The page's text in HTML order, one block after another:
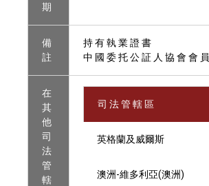
期
備
註
持 有 執 業 證 書
中 國 委 托 公 証 人 協 會 會 員
在
其
他
司
法
管
轄
司 法 管 轄 區
英格蘭及威爾斯
澳洲-維多利亞(澳洲)